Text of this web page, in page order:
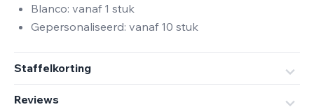
Blanco: vanaf 1 stuk
Gepersonaliseerd: vanaf 10 stuk
Staffelkorting
Reviews